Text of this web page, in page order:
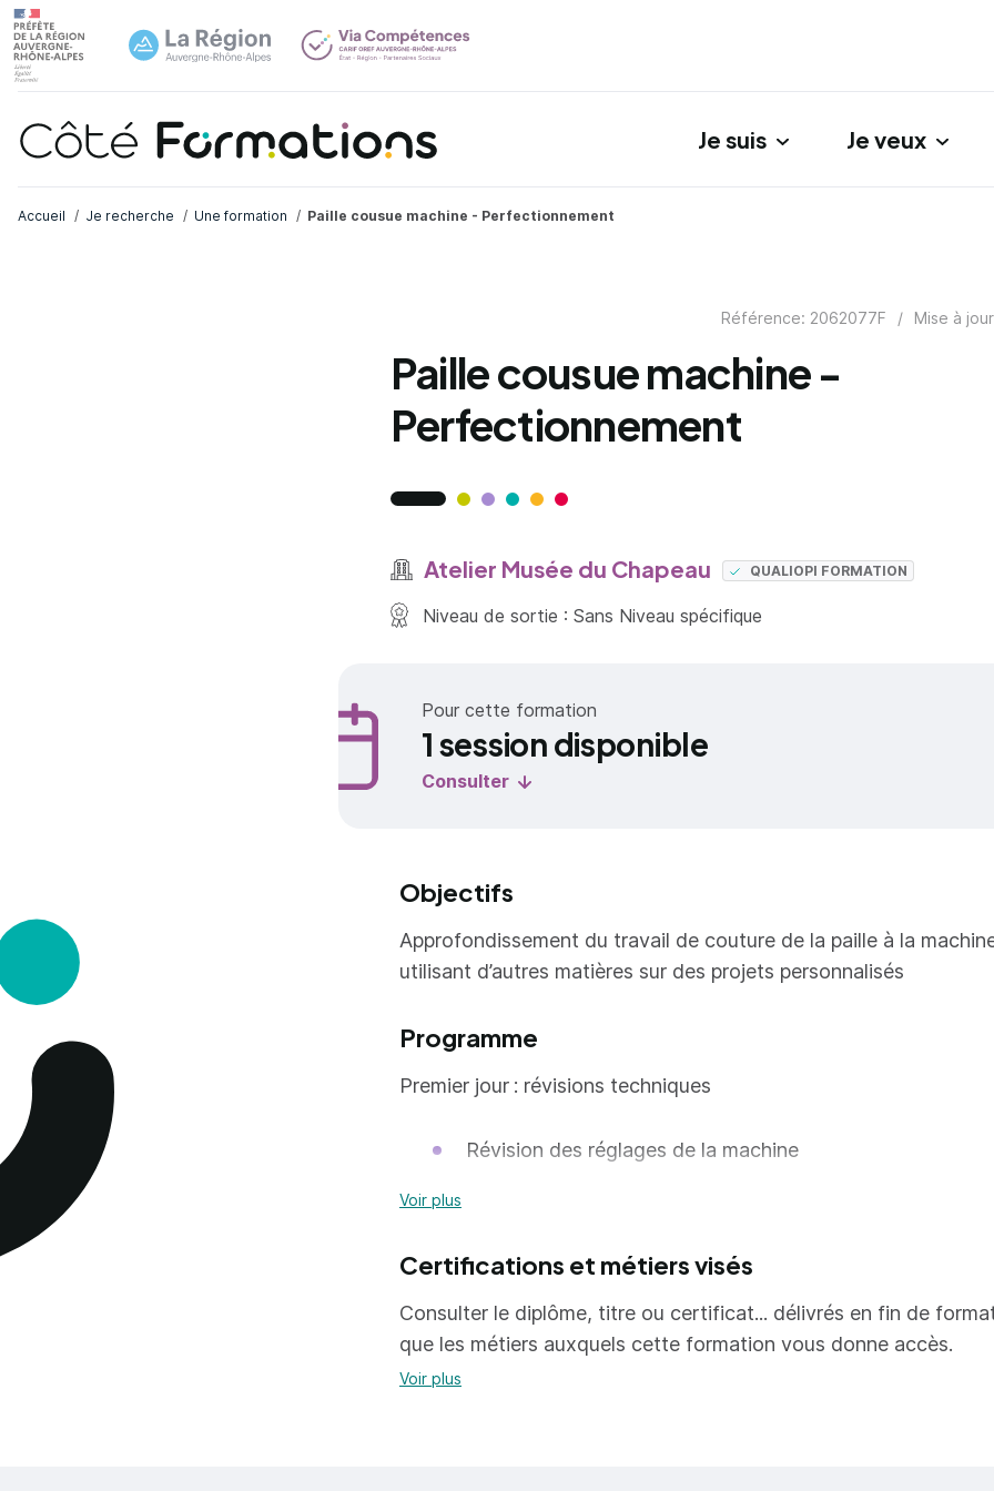
Je suis Je veux
Accueil Je recherche Une formation Paille cousue machine - Perfectionnement
Référence: 2062077F / Mise à
Paille cousue machine -
Perfectionnement
Atelier Musée du Chapeau QUALIOPI FORMATION
Niveau de sortie : Sans Niveau spécifique
Pour cette formation
1 session disponible
Consulter
Objectifs
Approfondissement du travail de couture de la paille à la
utilisant d’autres matières sur des projets personnalisés
Programme
Premier jour : révisions techniques
Révision des réglages de la machine
Deuxième jour : travail sur des matières autres que la paille
Choix des matières selon celles apportées par les
travail avec du crin plat
Voir plus
Certifications et métiers visés
Consulter le diplôme, titre ou certificat... délivrés en fin de
que les métiers auxquels cette formation vous donne accès.
Voir plus